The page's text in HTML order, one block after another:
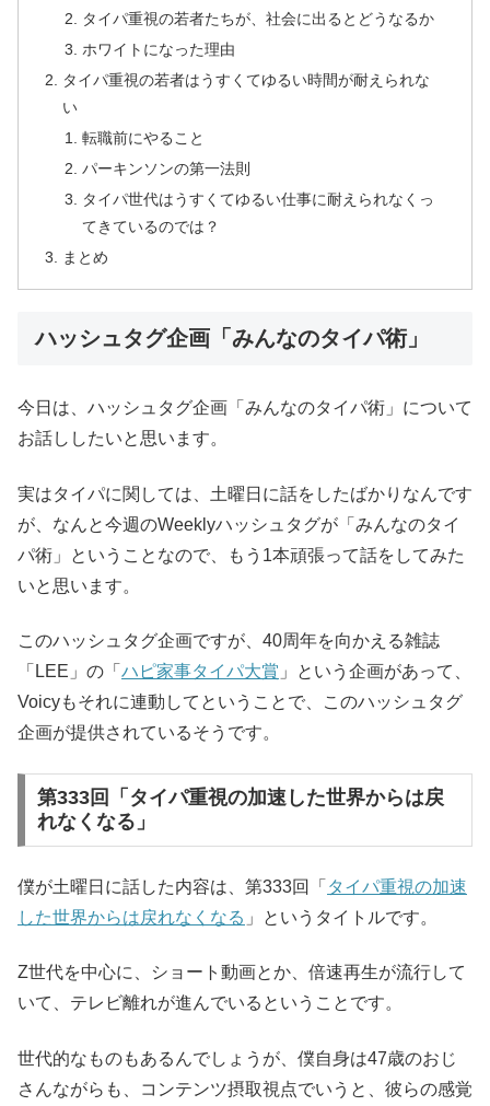
タイパ重視の若者たちが、社会に出るとどうなるか
ホワイトになった理由
タイパ重視の若者はうすくてゆるい時間が耐えられな
い
転職前にやること
パーキンソンの第一法則
タイパ世代はうすくてゆるい仕事に耐えられなくっ
てきているのでは？
まとめ
ハッシュタグ企画「みんなのタイパ術」
今日は、ハッシュタグ企画「みんなのタイパ術」について
お話ししたいと思います。
実はタイパに関しては、土曜日に話をしたばかりなんです
が、なんと今週のWeeklyハッシュタグが「みんなのタイ
パ術」ということなので、もう1本頑張って話をしてみた
いと思います。
このハッシュタグ企画ですが、40周年を向かえる雑誌
「LEE」の「 ハピ家事タイパ大賞 」という企画があって、
Voicyもそれに連動してということで、このハッシュタグ
企画が提供されているそうです。
第333回「タイパ重視の加速した世界からは戻
れなくなる」
僕が土曜日に話した内容は、第333回「 タイパ重視の加速
した世界からは戻れなくなる 」というタイトルです。
Z世代を中心に、ショート動画とか、倍速再生が流行して
いて、テレビ離れが進んでいるということです。
世代的なものもあるんでしょうが、僕自身は47歳のおじ
さんながらも、コンテンツ摂取視点でいうと、彼らの感覚